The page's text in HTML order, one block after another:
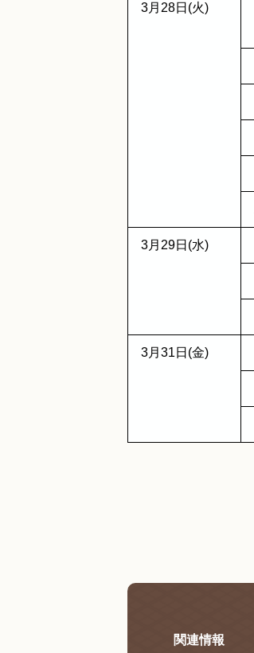
3月28日(火)
3月29日(水)
3月31日(金)
関連情報